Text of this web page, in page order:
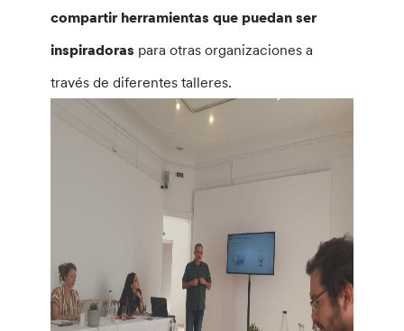
compartir herramientas que puedan ser
inspiradoras para otras organizaciones a
través de diferentes talleres.